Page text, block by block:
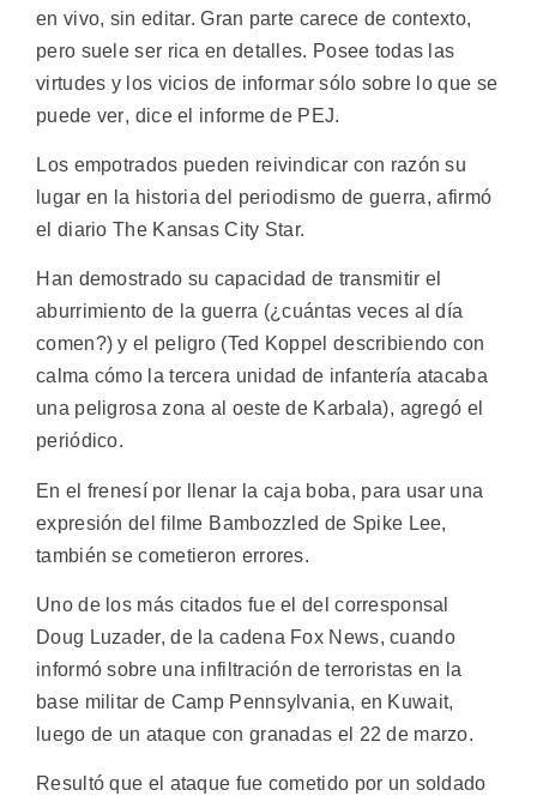
en vivo, sin editar. Gran parte carece de contexto,
pero suele ser rica en detalles. Posee todas las
virtudes y los vicios de informar sólo sobre lo que se
puede ver, dice el informe de PEJ.
Los empotrados pueden reivindicar con razón su
lugar en la historia del periodismo de guerra, afirmó
el diario The Kansas City Star.
Han demostrado su capacidad de transmitir el
aburrimiento de la guerra (¿cuántas veces al día
comen?) y el peligro (Ted Koppel describiendo con
calma cómo la tercera unidad de infantería atacaba
una peligrosa zona al oeste de Karbala), agregó el
periódico.
En el frenesí por llenar la caja boba, para usar una
expresión del filme Bambozzled de Spike Lee,
también se cometieron errores.
Uno de los más citados fue el del corresponsal
Doug Luzader, de la cadena Fox News, cuando
informó sobre una infiltración de terroristas en la
base militar de Camp Pennsylvania, en Kuwait,
luego de un ataque con granadas el 22 de marzo.
Resultó que el ataque fue cometido por un soldado